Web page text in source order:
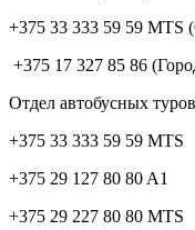
+375 33 333 59 59 MTS
+375 17 327 85 86
Отдел автобусных
+375 33 333 59 59 MTS
+375 29 127 80 80 A1
+375 29 227 80 80 MTS